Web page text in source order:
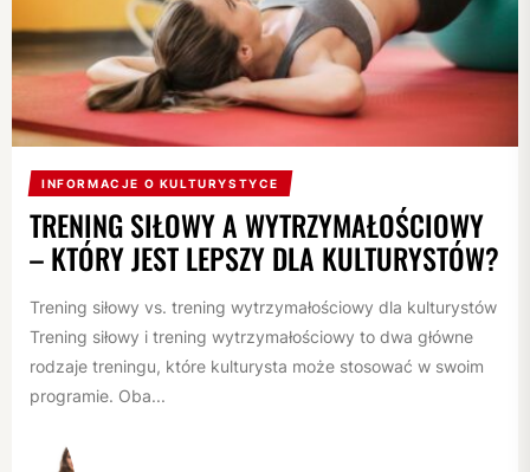
INFORMACJE O KULTURYSTYCE
TRENING SIŁOWY A WYTRZYMAŁOŚCIOWY
– KTÓRY JEST LEPSZY DLA KULTURYSTÓW?
Trening siłowy vs. trening wytrzymałościowy dla kulturystów
Trening siłowy i trening wytrzymałościowy to dwa główne
rodzaje treningu, które kulturysta może stosować w swoim
programie. Oba...